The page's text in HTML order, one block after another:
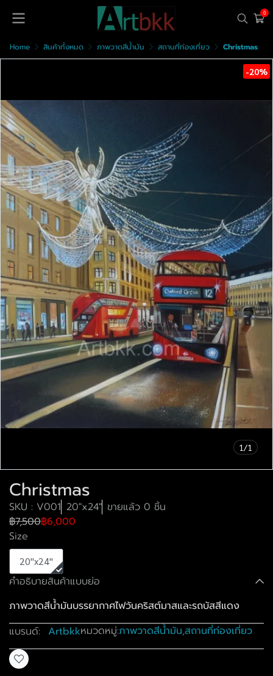
0
Home สินค้าทั้งหมด ภาพวาดสีน้ำมัน สถานที่ท่องเที่ยว Christmas
1/1
-20%
Christmas
SKU : V001 20"x24" ขายแล้ว 0 ชิ้น
฿7,500฿6,000
Size
20"x24"
คำอธิบายสินค้าแบบย่อ
ภาพวาดสีน้ำมันบรรยากาศไฟวันคริสต์มาสและรถบัสสีแดง
แบรนด์:
Artbkkหมวดหมู่:ภาพวาดสีน้ำมัน,สถานที่ท่องเที่ยว